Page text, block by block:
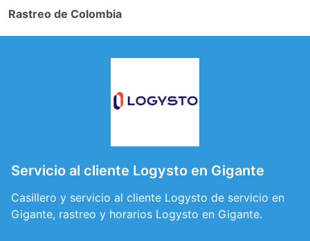
Rastreo de Colombia
Servicio al cliente Logysto en Gigante
Casillero y servicio al cliente Logysto de servicio en
Gigante, rastreo y horarios Logysto en Gigante.